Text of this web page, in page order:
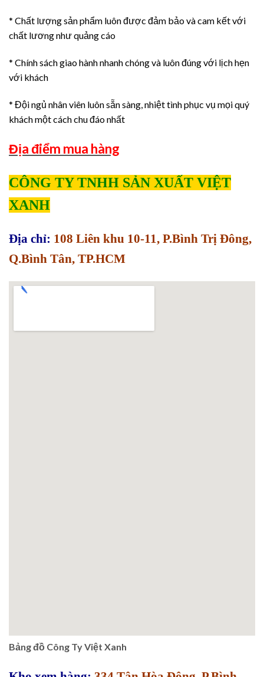
* Chất lượng sản phẩm luôn được đảm bảo và cam kết với
chất lương như quảng cáo
* Chính sách giao hành nhanh chóng và luôn đúng với lịch hẹn
với khách
* Đội ngủ nhân viên luôn sẵn sàng, nhiệt tình phục vụ mọi quý
khách một cách chu đáo nhất
Địa điểm mua hàng
CÔNG TY TNHH SẢN XUẤT VIỆT
XANH
Địa chỉ: 108 Liên khu 10-11, P.Bình Trị Đông,
Q.Bình Tân, TP.HCM
Bảng đồ Công Ty Việt Xanh